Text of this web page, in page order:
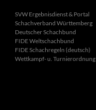
SVW Ergebnisdienst & Portal
Schachverband Württemberg
Deutscher Schachbund
FIDE Weltschachbund
FIDE Schachregeln (deutsch)
Wettkampf- u. Turnierordnung